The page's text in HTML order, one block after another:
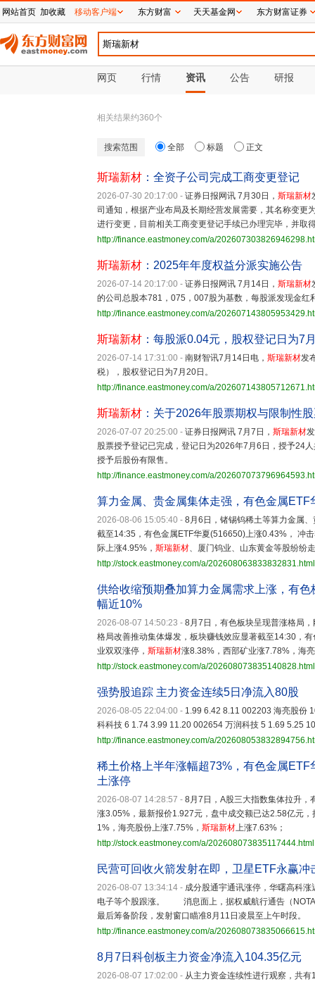
网页 行情 资讯 公告 研报
相关结果约360个
搜索范围 全部 标题 正文
斯瑞新材 ：全资子公司完成工商变更登记
2026-07-30 20:17:00 - 证券日报网讯 7月30日， 斯瑞新材
司通知，根据产业布局及长期经营发展需要，其名称变更
进行变更，目前相关工商变更登记手续已办理完毕，并取
http://finance.eastmoney.com/a/
斯瑞新材 ：2025年年度权益分派实施公告
2026-07-14 20:17:00 - 证券日报网讯 7月14日， 斯瑞新材
的公司总股本781，075，007股为基数，每股派发现金
http://finance.eastmoney.com/a/
斯瑞新材 ：每股派0.04元，股权登记日为7
2026-07-14 17:31:00 - 南财智讯7月14日电， 斯瑞新材发
税），股权登记日为7月20日。
http://finance.eastmoney.com/a/
斯瑞新材 ：关于2026年股票期权与限制性
2026-07-07 20:25:00 - 证券日报网讯 7月7日， 斯瑞新材
股票授予登记已完成，登记日为2026年7月6日，授予24
授予后股份有限售。
http://finance.eastmoney.com/a/
算力金属、贵金属集体走强，有色金属ETF
2026-08-06 15:05:40 - 8月6日，锗锡钨稀土等算力金属
截至14:35，有色金属ETF华夏(516650)上涨0.43%， 冲
际上涨4.95%， 斯瑞新材、厦门钨业、山东黄金等股纷纷
http://stock.eastmoney.com/a/202608063833832831.html
供给收缩预期叠加算力金属需求上涨，有
幅近10%
2026-08-07 14:50:23 - 8月7日，有色板块呈现普涨格局
格局改善推动集体爆发，板块赚钱效应显著截至14:30，
业双双涨停， 斯瑞新材涨8.38%，西部矿业涨7.78%，海
http://stock.eastmoney.com/a/202608073835140828.html
强势股追踪 主力资金连续5日净流入80股
2026-08-05 22:04:00 - 1.99 6.42 8.11 002203 海亮股份
科科技 6 1.74 3.99 11.20 002654 万润科技 5 1.69 5.25
http://finance.eastmoney.com/a/
稀土价格上半年涨幅超73%，有色金属
土涨停
2026-08-07 14:28:57 - 8月7日，A股三大指数集体拉升，
涨3.05%，最新报价1.927元，盘中成交额已达2.58亿元
1%，海亮股份上涨7.75%， 斯瑞新材上涨7.63%；
http://stock.eastmoney.com/a/202608073835117444.html
民营可回收火箭发射在即，卫星ETF永赢
2026-08-07 13:34:14 - 成分股通宇通讯涨停，华曙高科涨
电子等个股跟涨。 消息面上，据权威航行通告（
最后筹备阶段，发射窗口瞄准8月11日凌晨至上午时段。
http://finance.eastmoney.com/a/
8月7日科创板主力资金净流入104.35亿元
2026-08-07 17:02:00 - 从主力资金连续性进行观察，共
网站首页 加收藏 移动客户端 东方财富 天天基金网 东方财富证券